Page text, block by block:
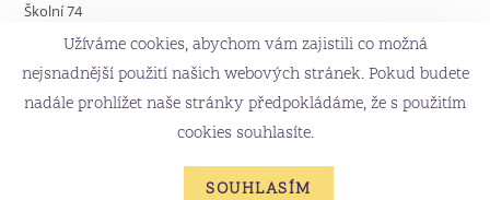
Školní 74
277 15 Tišice
315 696 504
zs@tisice.cz
Užíváme cookies, abychom vám zajistili co možná
nejsnadnější použití našich webových stránek. Pokud budete
nadále prohlížet naše stránky předpokládáme, že s použitím
cookies souhlasíte.
SOUHLASÍM